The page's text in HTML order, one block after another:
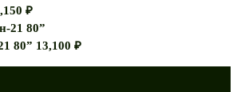
₽
80” 13,100 ₽